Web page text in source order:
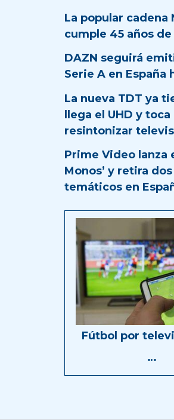
La popular cadena
cumple 45 años
DAZN seguirá
Serie A en España
La nueva TDT ya
llega el UHD y toca
resintonizar
Prime Video lanza
Monos’ y retira
temáticos en
Fútbol por
…